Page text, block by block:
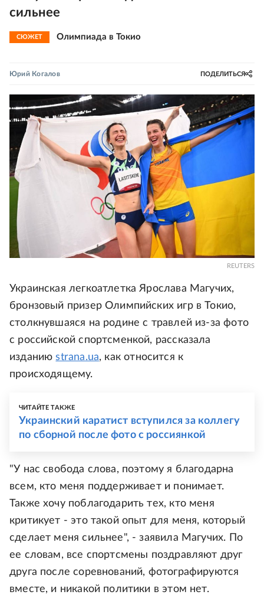
сильнее
СЮЖЕТ Олимпиада в Токио
Юрий Когалов ПОДЕЛИТЬСЯ
REUTERS
Украинская легкоатлетка Ярослава Магучих,
бронзовый призер Олимпийских игр в Токио,
столкнувшаяся на родине с травлей из-за фото
с российской спортсменкой, рассказала
изданию strana.ua, как относится к
происходящему.
ЧИТАЙТЕ ТАКЖЕ
Украинский каратист вступился за коллегу
по сборной после фото с россиянкой
"У нас свобода слова, поэтому я благодарна
всем, кто меня поддерживает и понимает.
Также хочу поблагодарить тех, кто меня
критикует - это такой опыт для меня, который
сделает меня сильнее", - заявила Магучих. По
ее словам, все спортсмены поздравляют друг
друга после соревнований, фотографируются
вместе, и никакой политики в этом нет.